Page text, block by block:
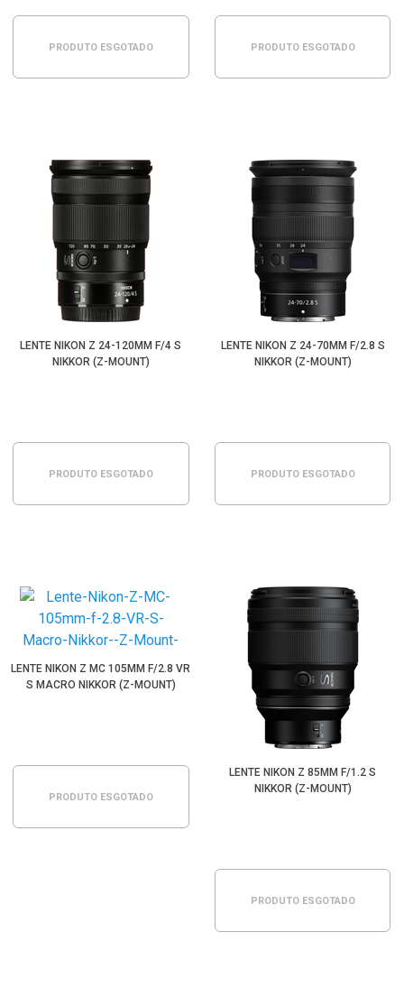
PRODUTO ESGOTADO PRODUTO ESGOTADO
LENTE NIKON Z 24-120MM F/4 S
NIKKOR (Z-MOUNT)
PRODUTO ESGOTADO
LENTE NIKON Z 24-70MM F/2.8 S
NIKKOR (Z-MOUNT)
PRODUTO ESGOTADO
LENTE NIKON Z MC 105MM F/2.8 VR
S MACRO NIKKOR (Z-MOUNT)
PRODUTO ESGOTADO
LENTE NIKON Z 85MM F/1.2 S
NIKKOR (Z-MOUNT)
PRODUTO ESGOTADO